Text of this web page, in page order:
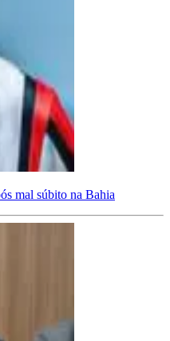
mal súbito na Bahia